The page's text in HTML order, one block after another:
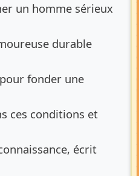
un homme sérieux
durable
fonder une
ces conditions et
écrit